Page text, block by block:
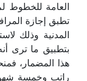
العامة للخطوط
تطبق إجازة
المدنية وذلك
بتطبيق ما ترى
هذا المضمار،
راتب وخمسة